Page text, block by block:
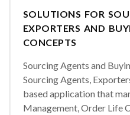
SOLUTIONS FOR
EXPORTERS AND
CONCEPTS
Sourcing Agents and
Sourcing Agents,
based application that
Management, Order Life